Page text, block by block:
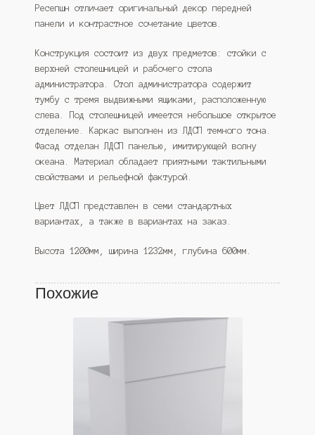
Ресепшн отличает оригинальный декор передней
панели и контрастное сочетание цветов.
Конструкция состоит из двух предметов: стойки с
верхней столешницей и рабочего стола
администратора. Стол администратора содержит
тумбу с тремя выдвижными ящиками, расположенную
слева. Под столешницей имеется небольшое открытое
отделение. Каркас выполнен из ЛДСП темного тона.
Фасад отделан ЛДСП панелью, имитирующей волну
океана. Материал обладает приятными тактильными
свойствами и рельефной фактурой.
Цвет ЛДСП представлен в семи стандартных
вариантах, а также в вариантах на заказ.
Высота 1200мм, ширина 1232мм, глубина 600мм.
Похожие